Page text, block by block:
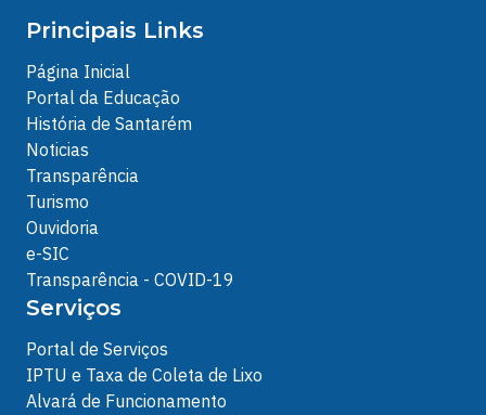
Principais Links
Página Inicial
Portal da Educação
História de Santarém
Noticias
Transparência
Turismo
Ouvidoria
e-SIC
Transparência - COVID-19
Serviços
Portal de Serviços
IPTU e Taxa de Coleta de Lixo
Alvará de Funcionamento